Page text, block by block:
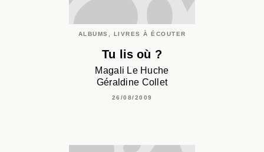
ALBUMS, LIVRES À ÉCOUTER
Tu lis où ?
Magali Le Huche
Géraldine Collet
26/08/2009